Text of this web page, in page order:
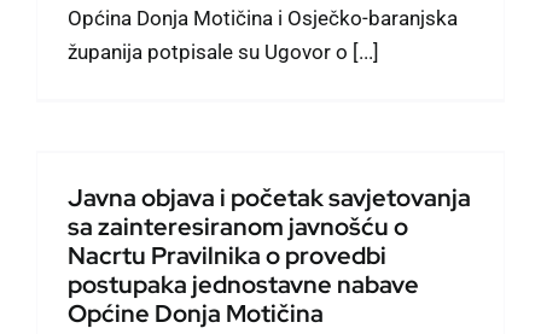
Općina Donja Motičina i Osječko-baranjska
županija potpisale su Ugovor o [...]
Javna objava i početak savjetovanja
sa zainteresiranom javnošću o
Nacrtu Pravilnika o provedbi
postupaka jednostavne nabave
Općine Donja Motičina